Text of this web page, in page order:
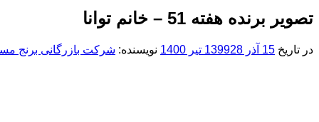
تصویر برنده هفته 51 – خانم توانا
در تاریخ 15 آذر 1399 28 تیر 1400 نویسنده: شرکت بازرگانی برنج